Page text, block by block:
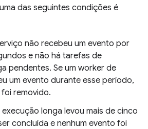
das seguintes condições é
não recebeu um evento por
e não há tarefas de
pendentes. Se um worker de
um evento durante esse período,
removido.
longa levou mais de cinco
concluída e nenhum evento foi